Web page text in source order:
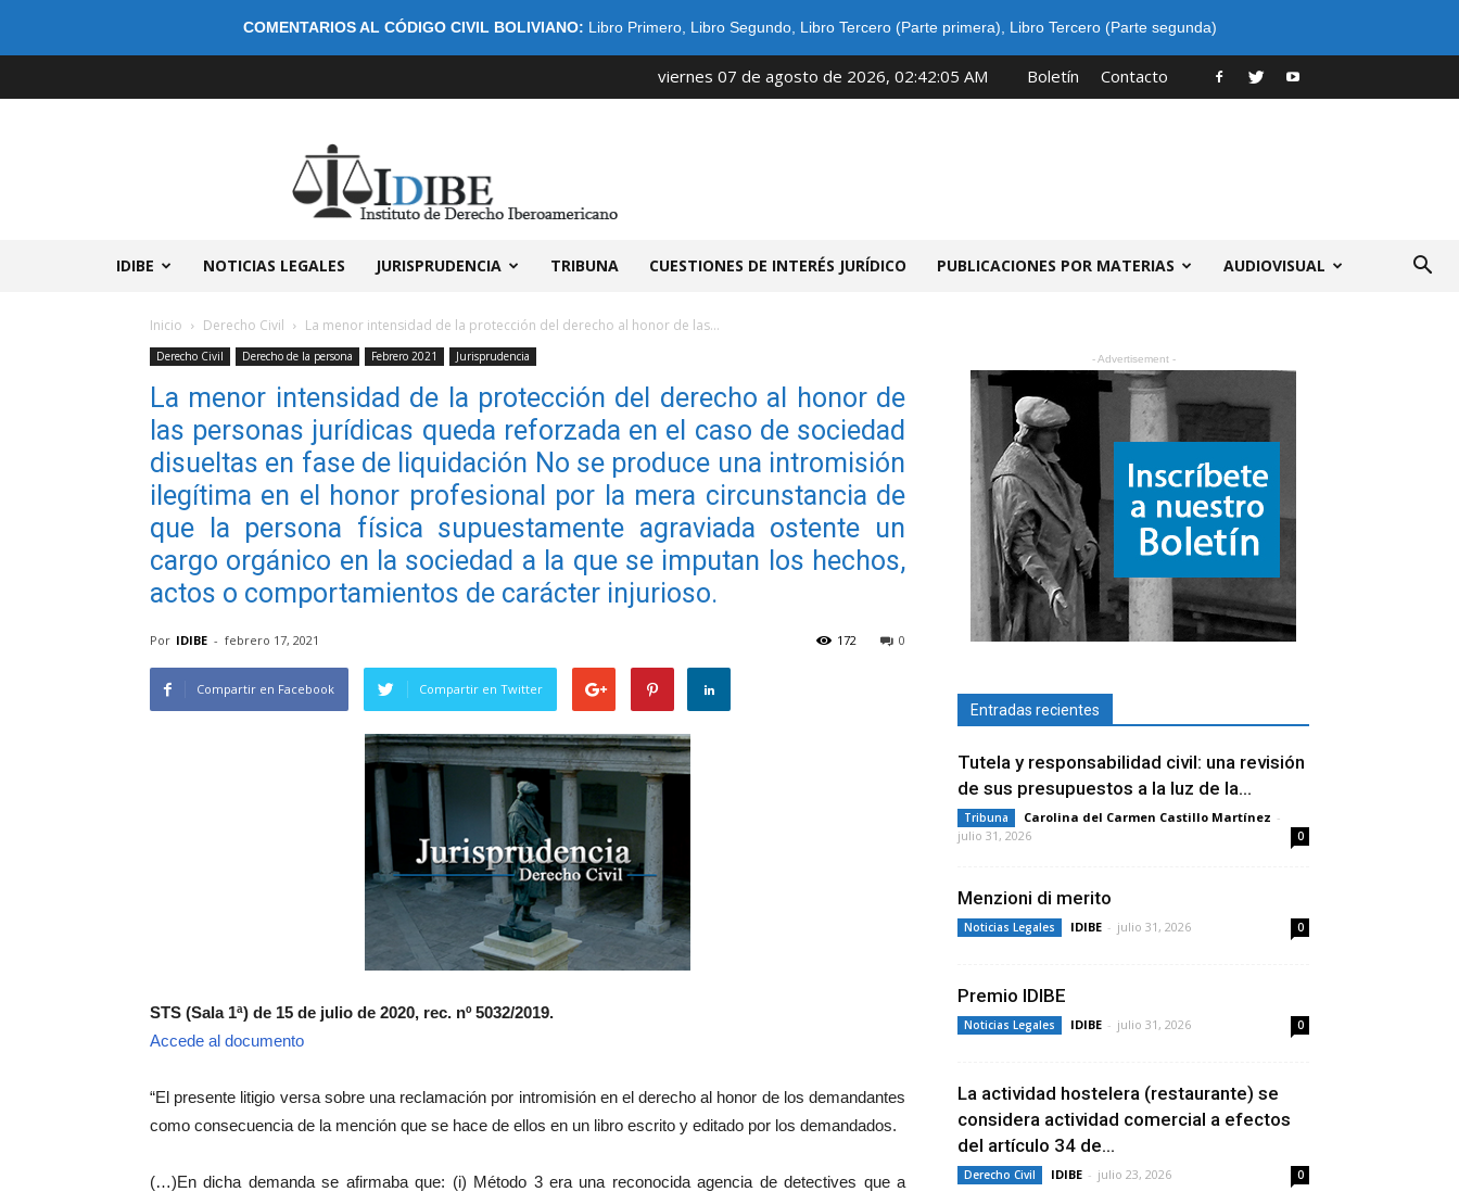
COMENTARIOS AL CÓDIGO CIVIL BOLIVIANO: Libro Primero, Libro Segundo, Libro Tercero (Parte primera) Libro Tercero (Parte segunda)
viernes 07 de agosto de 2026, 02:42:05 AM Boletín Contacto
IDIBE NOTICIAS LEGALES JURISPRUDENCIA TRIBUNA CUESTIONES DE INTERÉS JURÍDICO PUBLICACIONES POR MATERIAS AUDIOVISUAL
Inicio Derecho Civil La menor intensidad de la protección del derecho al honor de las...
Derecho Civil Derecho de la persona Febrero 2021 Jurisprudencia
La menor intensidad de la protección del derecho al honor de
las personas jurídicas queda reforzada en el caso de sociedad
disueltas en fase de liquidación No se produce una intromisión
ilegítima en el honor profesional por la mera circunstancia de
que la persona física supuestamente agraviada ostente un
cargo orgánico en la sociedad a la que se imputan los hechos,
actos o comportamientos de carácter injurioso.
Por IDIBE - febrero 17, 2021 0
172
Compartir en Facebook Compartir en Twitter
STS (Sala 1ª) de 15 de julio de 2020, rec. nº 5032/2019.
Accede al documento
“El presente litigio versa sobre una reclamación por intromisión en el derecho al honor de los demandantes
como consecuencia de la mención que se hace de ellos en un libro escrito y editado por los demandados.
(…)En dicha demanda se afirmaba que: (i) Método 3 era una reconocida agencia de detectives que a
- Advertisement -
Entradas recientes
Tutela y responsabilidad civil: una revisión
de sus presupuestos a la luz de la...
Tribuna Carolina del Carmen Castillo Martínez -
julio 31, 2026
0
Menzioni di merito
Noticias Legales IDIBE - julio 31, 2026 0
Premio IDIBE
Noticias Legales IDIBE - julio 31, 2026 0
La actividad hostelera (restaurante) se
considera actividad comercial a efectos
del artículo 34 de...
Derecho Civil IDIBE - julio 23, 2026 0